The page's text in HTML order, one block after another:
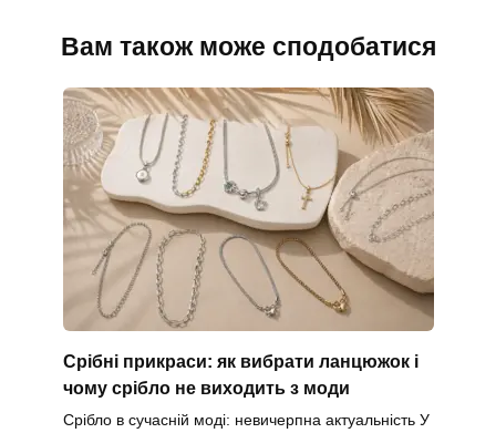
Вам також може сподобатися
Срібні прикраси: як вибрати ланцюжок і
чому срібло не виходить з моди
Срібло в сучасній моді: невичерпна актуальність У